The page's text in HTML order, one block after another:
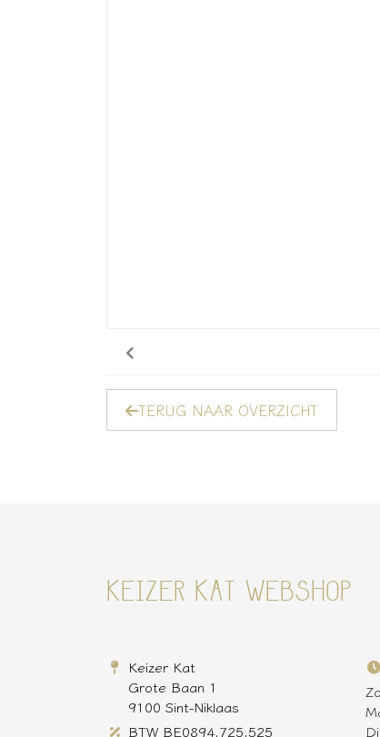
TERUG NAAR OVERZICHT
KEIZER KAT WEBSHOP
Keizer Kat
Grote Baan 1
9100 Sint-Niklaas
BTW BE0894.725.525